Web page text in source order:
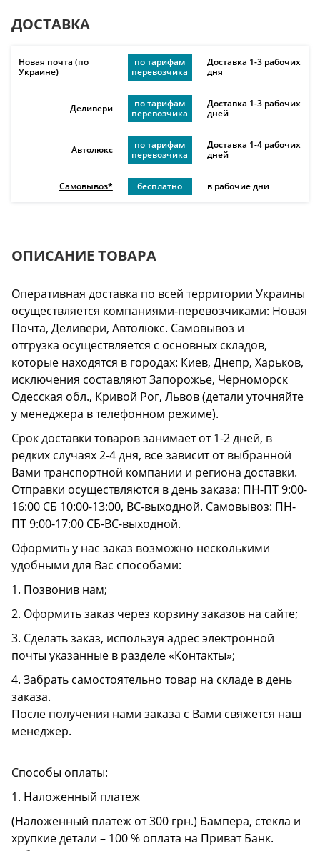
ДОСТАВКА
Новая почта (по
Украине)
по тарифам
перевозчика
Доставка 1-3 рабочих
дня
Деливери
по тарифам
перевозчика
Доставка 1-3 рабочих
дней
Автолюкс
по тарифам
перевозчика
Доставка 1-4 рабочих
дней
Самовывоз* бесплатно в рабочие дни
ОПИСАНИЕ ТОВАРА
Оперативная доставка по всей территории Украины
осуществляется компаниями-перевозчиками: Новая
Почта, Деливери, Автолюкс. Самовывоз и
отгрузка осуществляется с основных складов,
которые находятся в городах: Киев, Днепр, Харьков,
исключения составляют Запорожье, Черноморск
Одесская обл., Кривой Рог, Львов (детали уточняйте
у менеджера в телефонном режиме).
Срок доставки товаров занимает от 1-2 дней, в
редких случаях 2-4 дня, все зависит от выбранной
Вами транспортной компании и региона доставки.
Отправки осуществляются в день заказа: ПН-ПТ 9:00-
16:00 СБ 10:00-13:00, ВС-выходной. Самовывоз: ПН-
ПТ 9:00-17:00 СБ-ВС-выходной.
Оформить у нас заказ возможно несколькими
удобными для Вас способами:
1. Позвонив нам;
2. Оформить заказ через корзину заказов на сайте;
3. Сделать заказ, используя адрес электронной
почты указанные в разделе «Контакты»;
4. Забрать самостоятельно товар на складе в день
заказа.
После получения нами заказа с Вами свяжется наш
менеджер.
Способы оплаты:
1. Наложенный платеж
(Наложенный платеж от 300 грн.) Бампера, стекла и
хрупкие детали – 100 % оплата на Приват Банк.